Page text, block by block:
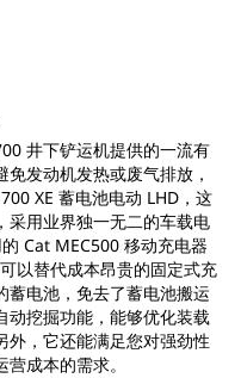
井下铲运机提供的一流有
发动机发热或废气排放，
XE 蓄电池电动 LHD，这
采用业界独一无二的车载电
Cat MEC500 移动充电器
以替代成本昂贵的固定式充
蓄电池，免去了蓄电池搬运
动挖掘功能，能够优化装载
外，它还能满足您对强劲性
成本的需求。